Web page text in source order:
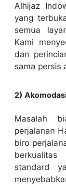
Alhijaz
yang
semua
Kami
dan
sama persis
2)
Masalah
perjalanan
biro
standard